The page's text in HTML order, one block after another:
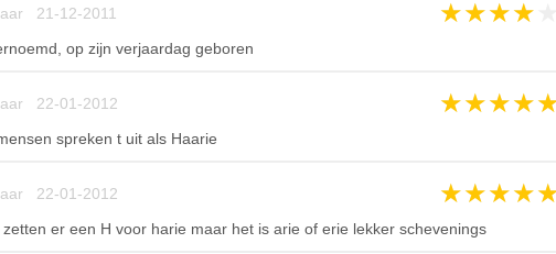
21-12-2011 ★★★★
op zijn verjaardag geboren
22-01-2012 ★★★★
spreken t uit als Haarie
22-01-2012 ★★★★
er een H voor harie maar het is arie of erie lekker schevenings